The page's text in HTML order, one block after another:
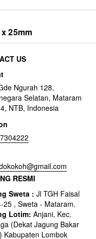
25mm
US
Ngurah 128,
Selatan, Mataram
NTB, Indonesia
RESMI